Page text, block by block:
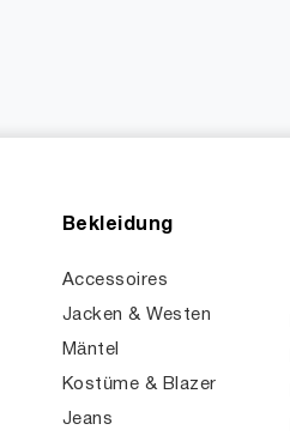
Bekleidung
Accessoires
Jacken & Westen
Mäntel
Kostüme & Blazer
Jeans